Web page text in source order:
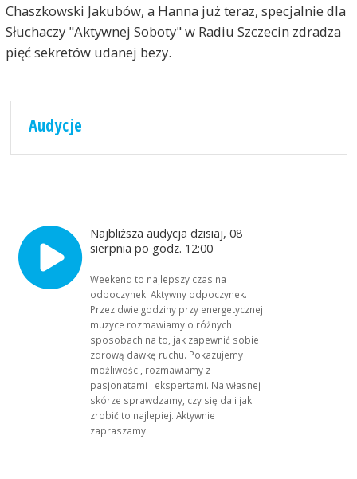
Chaszkowski Jakubów, a Hanna już teraz, specjalnie dla
Słuchaczy "Aktywnej Soboty" w Radiu Szczecin zdradza
pięć sekretów udanej bezy.
Audycje
Najbliższa audycja dzisiaj, 08
sierpnia po godz. 12:00
Weekend to najlepszy czas na
odpoczynek. Aktywny odpoczynek.
Przez dwie godziny przy energetycznej
muzyce rozmawiamy o różnych
sposobach na to, jak zapewnić sobie
zdrową dawkę ruchu. Pokazujemy
możliwości, rozmawiamy z
pasjonatami i ekspertami. Na własnej
skórze sprawdzamy, czy się da i jak
zrobić to najlepiej. Aktywnie
zapraszamy!